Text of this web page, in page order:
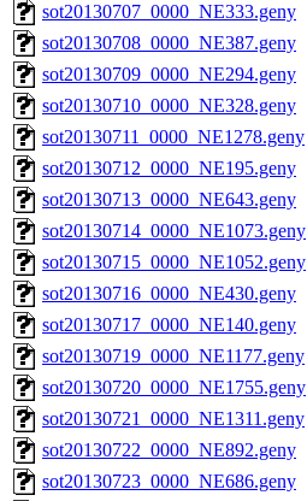
sot20130707_0000_NE333.geny
sot20130708_0000_NE387.geny
sot20130709_0000_NE294.geny
sot20130710_0000_NE328.geny
sot20130711_0000_NE1278.geny
sot20130712_0000_NE195.geny
sot20130713_0000_NE643.geny
sot20130714_0000_NE1073.geny
sot20130715_0000_NE1052.geny
sot20130716_0000_NE430.geny
sot20130717_0000_NE140.geny
sot20130719_0000_NE1177.geny
sot20130720_0000_NE1755.geny
sot20130721_0000_NE1311.geny
sot20130722_0000_NE892.geny
sot20130723_0000_NE686.geny